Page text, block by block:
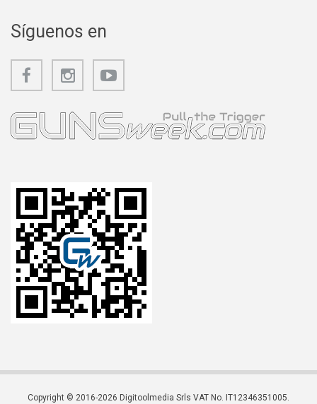
Síguenos en
Copyright © 2016-2026 Digitoolmedia Srls VAT No. IT12346351005.